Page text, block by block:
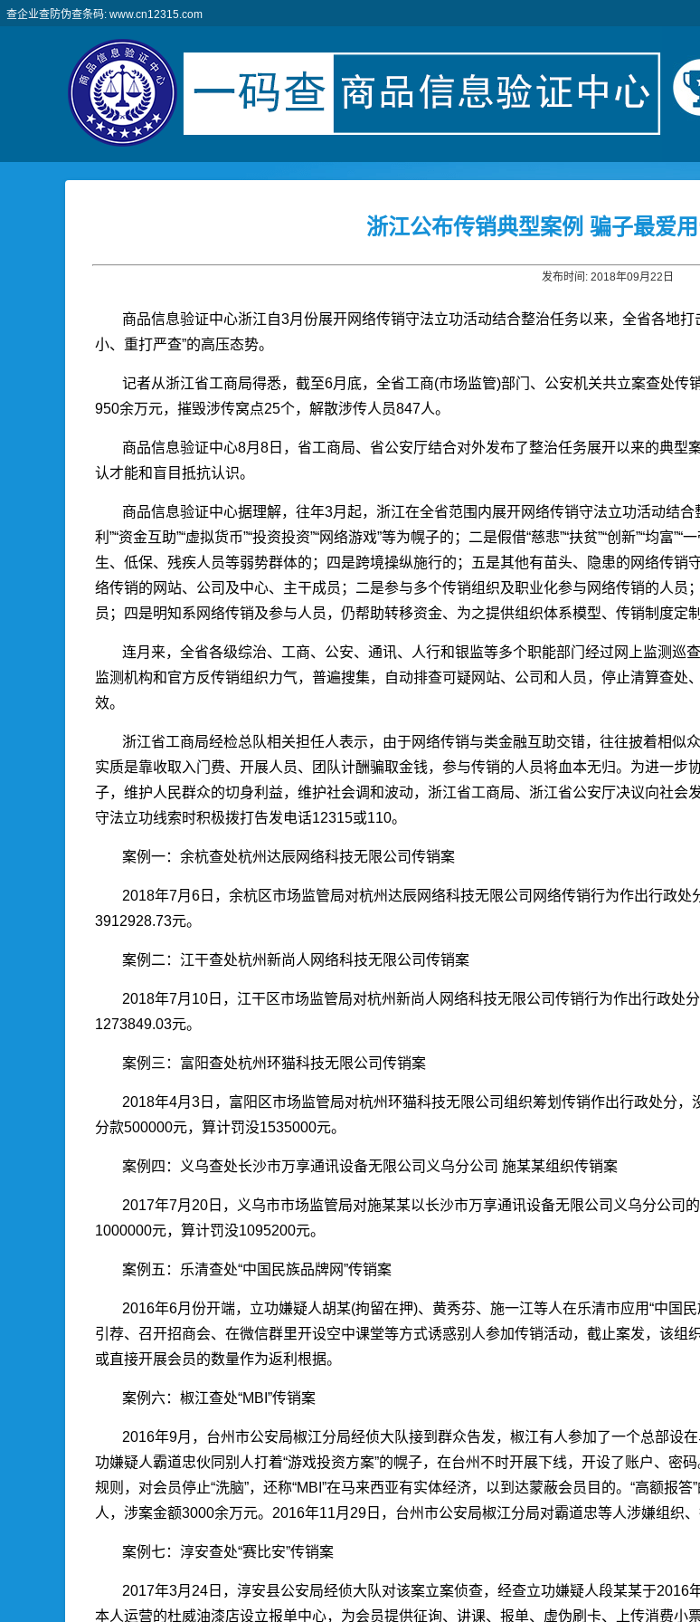
查企业查防伪查条码: www.cn12315.com
浙江公布传销典型案例 骗子最爱
发布时间: 2018年09月22日
商品信息验证中心浙江自3月份展开网络传销守法立功活动结合整治任务以来，全省各地
小、重打严查”的高压态势。
记者从浙江省工商局得悉，截至6月底，全省工商(市场监管)部门、公安机关共立案查处
950余万元，摧毁涉传窝点25个，解散涉传人员847人。
商品信息验证中心8月8日，省工商局、省公安厅结合对外发布了整治任务展开以来的典
认才能和盲目抵抗认识。
商品信息验证中心据理解，往年3月起，浙江在全省范围内展开网络传销守法立功活动结
利”“资金互助”“虚拟货币”“投资投资”“网络游戏”等为幌子的；二是假借“慈悲”“扶贫”“创新”“均
生、低保、残疾人员等弱势群体的；四是跨境操纵施行的；五是其他有苗头、隐患的网络传销
络传销的网站、公司及中心、主干成员；二是参与多个传销组织及职业化参与网络传销的人员
员；四是明知系网络传销及参与人员，仍帮助转移资金、为之提供组织体系模型、传销制度定
连月来，全省各级综治、工商、公安、通讯、人行和银监等多个职能部门经过网上监测巡
监测机构和官方反传销组织力气，普遍搜集，自动排查可疑网站、公司和人员，停止清算查
效。
浙江省工商局经检总队相关担任人表示，由于网络传销与类金融互助交错，往往披着相似
实质是靠收取入门费、开展人员、团队计酬骗取金钱，参与传销的人员将血本无归。为进一
子，维护人民群众的切身利益，维护社会调和波动，浙江省工商局、浙江省公安厅决议向社
守法立功线索时积极拨打告发电话12315或110。
案例一：余杭查处杭州达辰网络科技无限公司传销案
2018年7月6日，余杭区市场监管局对杭州达辰网络科技无限公司网络传销行为作出行政
3912928.73元。
案例二：江干查处杭州新尚人网络科技无限公司传销案
2018年7月10日，江干区市场监管局对杭州新尚人网络科技无限公司传销行为作出行政处
1273849.03元。
案例三：富阳查处杭州环猫科技无限公司传销案
2018年4月3日，富阳区市场监管局对杭州环猫科技无限公司组织筹划传销作出行政处分
分款500000元，算计罚没1535000元。
案例四：义乌查处长沙市万享通讯设备无限公司义乌分公司 施某某组织传销案
2017年7月20日，义乌市市场监管局对施某某以长沙市万享通讯设备无限公司义乌分公司
1000000元，算计罚没1095200元。
案例五：乐清查处“中国民族品牌网”传销案
2016年6月份开端，立功嫌疑人胡某(拘留在押)、黄秀芬、施一江等人在乐清市应用“中国
引荐、召开招商会、在微信群里开设空中课堂等方式诱惑别人参加传销活动，截止案发，该
或直接开展会员的数量作为返利根据。
案例六：椒江查处“MBI”传销案
2016年9月，台州市公安局椒江分局经侦大队接到群众告发，椒江有人参加了一个总部设
功嫌疑人霸道忠伙同别人打着“游戏投资方案”的幌子，在台州不时开展下线，开设了账户、密
规则，对会员停止“洗脑”，还称“MBI”在马来西亚有实体经济，以到达蒙蔽会员目的。“高额报
人，涉案金额3000余万元。2016年11月29日，台州市公安局椒江分局对霸道忠等人涉嫌组织、
案例七：淳安查处“赛比安”传销案
2017年3月24日，淳安县公安局经侦大队对该案立案侦查，经查立功嫌疑人段某某于2016
本人运营的杜威油漆店设立报单中心，为会员提供征询、讲课、报单、虚伪刷卡、上传消费小